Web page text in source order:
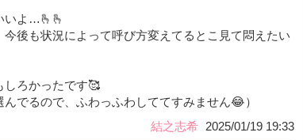
いよ…🫰🫰
後も状況によって呼び方変えてるとこ見て悶えたい
しろかったです🥰
でるので、ふわっふわしててすみません😂）
結之志希 2025/01/19 19:33